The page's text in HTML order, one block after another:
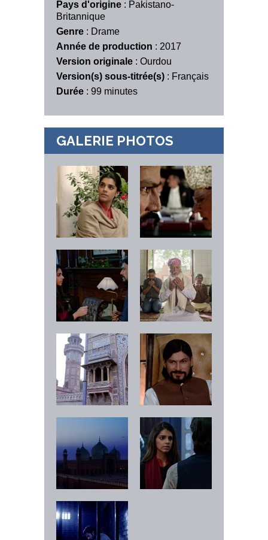
Pays d'origine : Pakistano-
Britannique
Genre : Drame
Année de production : 2017
Version originale : Ourdou
Version(s) sous-titrée(s) : Français
Durée : 99 minutes
GALERIE PHOTOS